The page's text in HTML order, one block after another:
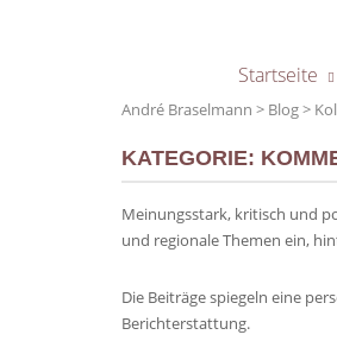
Startseite
André Braselmann > Blog>
KATEGORIE:
Meinungsstark, kritisch und
und regionale Themen ein,
Die Beiträge spiegeln eine
Berichterstattung.